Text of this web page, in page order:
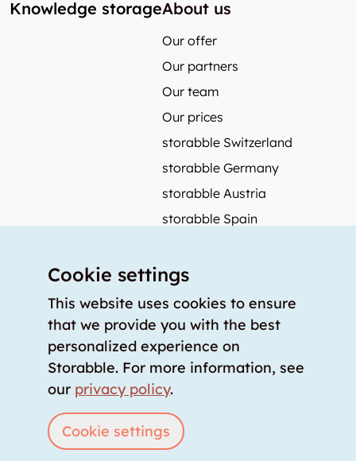
Knowledge storageAbout us
Our offer
Our partners
Our team
Our prices
storabble Switzerland
storabble Germany
storabble Austria
storabble Spain
Press coverage
How to calculate the size of a storage room?
How much does a storage room cost?
For storage providers
Login List storage room
Cookie settings
This website uses cookies to ensure
that we provide you with the best
personalized experience on
Storabble. For more information, see
our privacy policy.
Cookie settings